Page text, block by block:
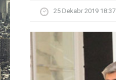
25 Dekabr 2019 18:37